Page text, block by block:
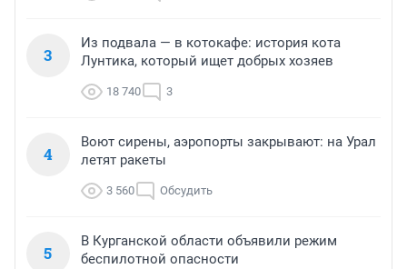
3
Из подвала — в котокафе: история кота
Лунтика, который ищет добрых хозяев
18 740 3
4
Воют сирены, аэропорты закрывают: на Урал
летят ракеты
3 560 Обсудить
5
В Курганской области объявили режим
беспилотной опасности